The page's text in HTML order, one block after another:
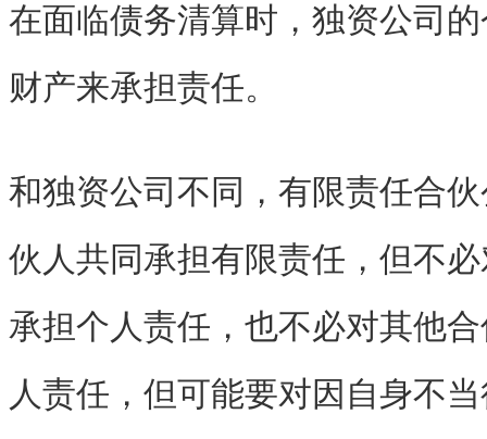
在面临债务清算时，独资公司
财产来承担责任。
和独资公司不同，有限责任合
伙人共同承担有限责任，但不
承担个人责任，也不必对其他
人责任，但可能要对因自身不